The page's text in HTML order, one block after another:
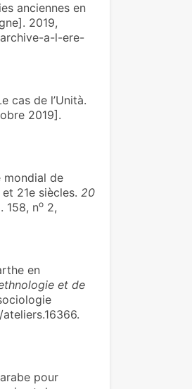
ancien­nes en
2019,
a-l-ere-
cas de l’Unità.
2019].
mondial de
21e siècles. 20
158, no2,
en
et de
pour